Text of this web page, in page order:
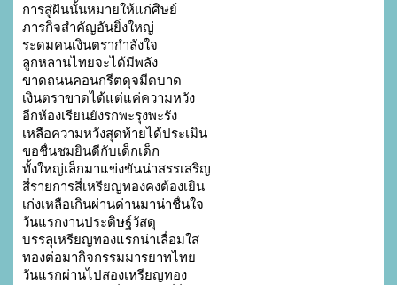
การสู่ฝันนั้นหมายให้แก่ศิษย์
ภารกิจสำคัญอันยิ่งใหญ่
ระดมคนเงินตรากำลังใจ
ลูกหลานไทยจะได้มีพลัง
ขาดถนนคอนกรีตดุจมีดบาด
เงินตราขาดได้แต่แค่ความหวัง
อีกห้องเรียนยังรกพะรุงพะรัง
เหลือความหวังสุดท้ายได้ประเมิน
ขอชื่นชมยินดีกับเด็กเด็ก
ทั้งใหญ่เล็กมาแข่งขันน่าสรรเสริญ
สี่รายการสี่เหรียญทองคงต้องเยิน
เก่งเหลือเกินผ่านด่านมาน่าชื่นใจ
วันแรกงานประดิษฐ์วัสดุ
บรรลุเหรียญทองแรกน่าเลื่อมใส
ทองต่อมากิจกรรมมารยาทไทย
วันแรกผ่านไปสองเหรียญทอง